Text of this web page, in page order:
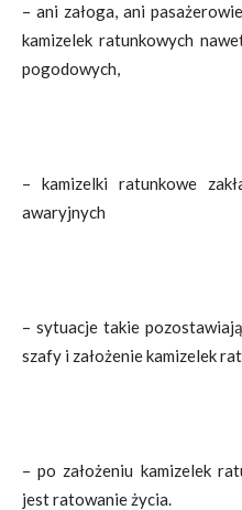
– ani załoga, ani
kamizelek ratunkowych
pogodowych,
– kamizelki ratunkowe
awaryjnych
– sytuacje takie
szafy i założenie kamizelek
– po założeniu kamizelek
jest ratowanie życia.